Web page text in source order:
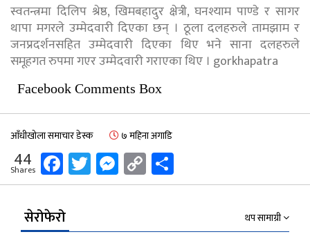
स्वतन्त्रमा दिलिप श्रेष्ठ, खिमबहादुर क्षेत्री, घनश्याम पाण्डे र सागर
थापा मगरले उम्मेदवारी दिएका छन् । ठूला दलहरुले तामझाम र
जनप्रदर्शनसहित उम्मेदवारी दिएका थिए भने साना दलहरुले
समूहगत रुपमा गएर उम्मेदवारी गराएका थिए । gorkhapatra
Facebook Comments Box
आँधीखोला समाचार डेस्क ७ महिना अगाडि
44
Shares Facebook
Twitter
Messenger
Copy
Link
सेरोफेरो थप सामाग्री